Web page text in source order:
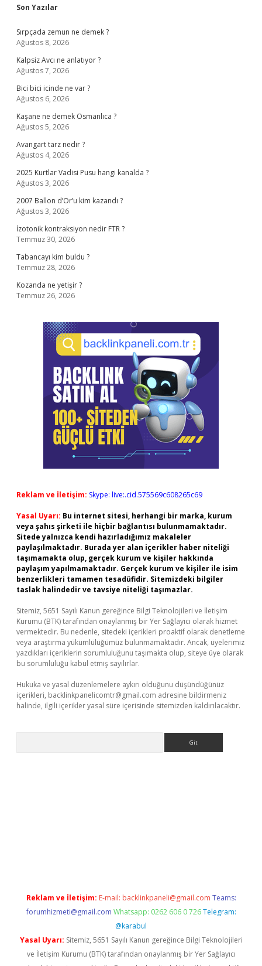
Sidebar
Son Yazılar
Sırpçada zemun ne demek ?
Ağustos 8, 2026
Kalpsiz Avcı ne anlatıyor ?
Ağustos 7, 2026
Bici bici icinde ne var ?
Ağustos 6, 2026
Kaşane ne demek Osmanlıca ?
Ağustos 5, 2026
Avangart tarz nedir ?
Ağustos 4, 2026
2025 Kurtlar Vadisi Pusu hangi kanalda ?
Ağustos 3, 2026
2007 Ballon d’Or’u kim kazandı ?
Ağustos 3, 2026
İzotonik kontraksiyon nedir FTR ?
Temmuz 30, 2026
Tabancayı kim buldu ?
Temmuz 28, 2026
Kozanda ne yetişir ?
Temmuz 26, 2026
Reklam ve İletişim: Skype: live:.cid.575569c608265c69
Yasal Uyarı: Bu internet sitesi, herhangi bir marka, kurum
veya şahıs şirketi ile hiçbir bağlantısı bulunmamaktadır.
Sitede yalnızca kendi hazırladığımız makaleler
paylaşılmaktadır. Burada yer alan içerikler haber niteliği
taşımamakta olup, gerçek kurum ve kişiler hakkında
paylaşım yapılmamaktadır. Gerçek kurum ve kişiler ile isim
benzerlikleri tamamen tesadüfidir. Sitemizdeki bilgiler
taslak halindedir ve tavsiye niteliği taşımazlar.
Sitemiz, 5651 Sayılı Kanun gereğince Bilgi Teknolojileri ve İletişim
Kurumu (BTK) tarafından onaylanmış bir Yer Sağlayıcı olarak hizmet
vermektedir. Bu nedenle, sitedeki içerikleri proaktif olarak denetleme
veya araştırma yükümlülüğümüz bulunmamaktadır. Ancak, üyelerimiz
yazdıkları içeriklerin sorumluluğunu taşımakta olup, siteye üye olarak
bu sorumluluğu kabul etmiş sayılırlar.
Hukuka ve yasal düzenlemelere aykırı olduğunu düşündüğünüz
içerikleri, backlinkpanelicomtr@gmail.com adresine bildirmeniz
halinde, ilgili içerikler yasal süre içerisinde sitemizden kaldırılacaktır.
Reklam ve İletişim: E-mail: backlinkpaneli@gmail.com Teams:
forumhizmeti@gmail.com Whatsapp: 0262 606 0 726 Telegram:
@karabul
Yasal Uyarı: Sitemiz, 5651 Sayılı Kanun gereğince Bilgi Teknolojileri
ve İletişim Kurumu (BTK) tarafından onaylanmış bir Yer Sağlayıcı